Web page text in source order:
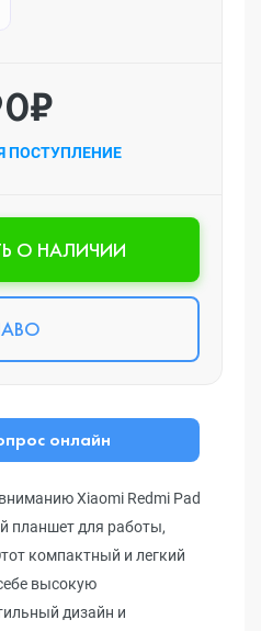
ПОСТУПЛЕНИЕ
О НАЛИЧИИ
онлайн
Xiaomi Redmi Pad
планшет для работы,
компактный и легкий
высокую
дизайн и